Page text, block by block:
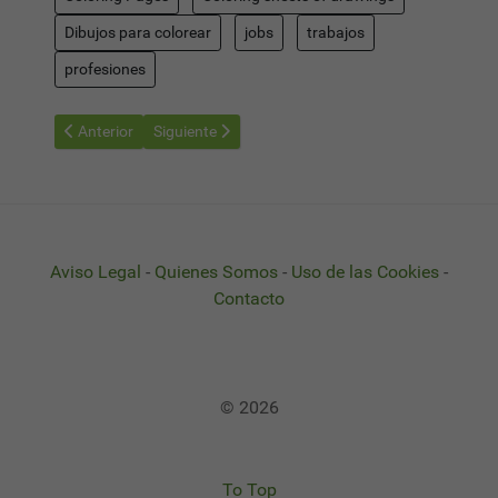
Dibujos para colorear jobs trabajos
profesiones
Artículo anterior: Postman - Dibujos Profesiones para Colorear
Anterior Artículo siguiente: Sailor - Dibujos Profesiones
Siguiente
Aviso Legal - Quienes Somos - Uso de las Cookies -
Contacto
© 2026
To Top